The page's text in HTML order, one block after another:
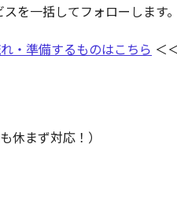
を一括してフォローします。
・準備するものはこちら ＜
休まず対応！）